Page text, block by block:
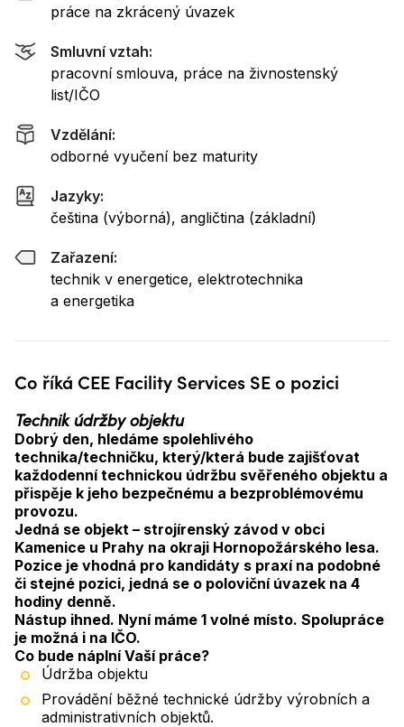
práce na zkrácený úvazek
Smluvní vztah:
pracovní smlouva, práce na živnostenský
list/IČO
Vzdělání:
odborné vyučení bez maturity
Jazyky:
čeština (výborná), angličtina (základní)
Zařazení:
technik v energetice, elektrotechnika
a energetika
Co říká CEE Facility Services SE o pozici
Technik údržby objektu
Dobrý den, hledáme spolehlivého
technika/techničku, který/která bude zajišťovat
každodenní technickou údržbu svěřeného objektu a
přispěje k jeho bezpečnému a bezproblémovému
provozu.
Jedná se objekt – strojírenský závod v obci
Kamenice u Prahy na okraji Hornopožárského lesa.
Pozice je vhodná pro kandidáty s praxí na podobné
či stejné pozici, jedná se o poloviční úvazek na 4
hodiny denně.
Nástup ihned. Nyní máme 1 volné místo. Spolupráce
je možná i na IČO.
Co bude náplní Vaší práce?
Údržba objektu
Provádění běžné technické údržby výrobních a
administrativních objektů.